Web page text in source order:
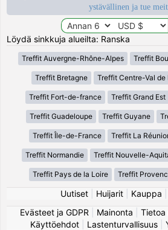
ystävällinen ja tue
Löydä sinkkuja alueilta: Ranska
Treffit Auvergne-Rhône-Alpes Treffit
Treffit Bretagne Treffit Centre-Val de
Treffit Fort-de-france Treffit Grand Est
Treffit Guadeloupe Treffit Guyane
Treffit Île-de-France Treffit La
Treffit Normandie Treffit Nouvelle-
Treffit Pays de la Loire Treffit
Uutiset Huijarit Kauppa
Evästeet ja GDPR
Mainonta Tietoa
Käyttöehdot
Lastenturvallisuus